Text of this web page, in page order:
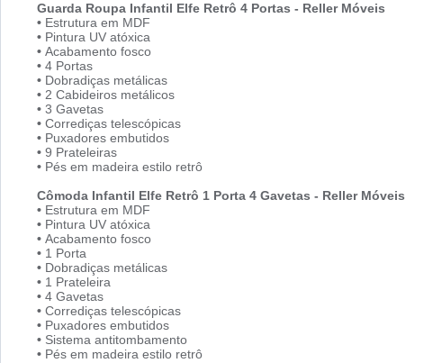
Guarda Roupa Infantil Elfe Retrô 4 Portas - Reller Móveis
• Estrutura em MDF
• Pintura UV atóxica
• Acabamento fosco
• 4 Portas
• Dobradiças metálicas
• 2 Cabideiros metálicos
• 3 Gavetas
• Corrediças telescópicas
• Puxadores embutidos
• 9 Prateleiras
• Pés em madeira estilo retrô
Cômoda Infantil Elfe Retrô 1 Porta 4 Gavetas - Reller Móveis
• Estrutura em MDF
• Pintura UV atóxica
• Acabamento fosco
• 1 Porta
• Dobradiças metálicas
• 1 Prateleira
• 4 Gavetas
• Corrediças telescópicas
• Puxadores embutidos
• Sistema antitombamento
• Pés em madeira estilo retrô